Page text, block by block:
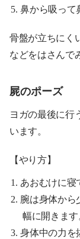
鼻から吸って
骨盤が立ちにく
などをはさんで
屍のポーズ
ヨガの最後に行
います。
【やり方】
あおむけに寝
腕は身体から
幅に開きます
身体中の力を